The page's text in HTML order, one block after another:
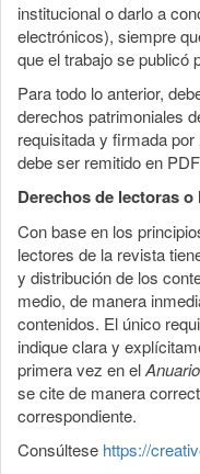
institucional o darlo a
electrónicos), siempre
que el trabajo se publicó
Para todo lo anterior,
derechos patrimoniales
requisitada y firmada
debe ser remitido en
Derechos de lectoras o
Con base en los
lectores de la revista
y distribución de los
medio, de manera
contenidos. El único
indique clara y
primera vez en el
se cite de manera
correspondiente.
Consúltese https://